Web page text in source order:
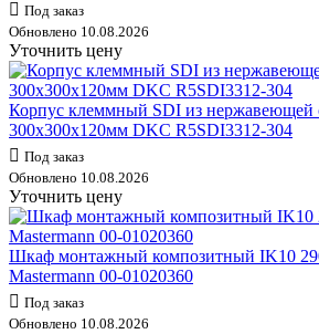
Под заказ
Обновлено 10.08.2026
Уточнить цену
Корпус клеммный SDI из нержавеющей
300х300х120мм DKC R5SDI3312-304
Под заказ
Обновлено 10.08.2026
Уточнить цену
Шкаф монтажный композитный IK10
Mastermann 00-01020360
Под заказ
Обновлено 10.08.2026